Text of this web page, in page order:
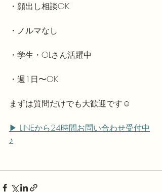
・顔出し相談OK
・ノルマなし
・学生・OLさん活躍中
・週1日〜OK
まずは質問だけでも大歓迎です☺️
▶ LINEから24時間お問い合わせ受付中
♪